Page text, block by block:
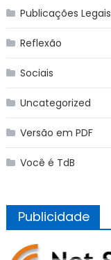
Publicações Legais
Reflexão
Sociais
Uncategorized
Versão em PDF
Você é TdB
Publicidade